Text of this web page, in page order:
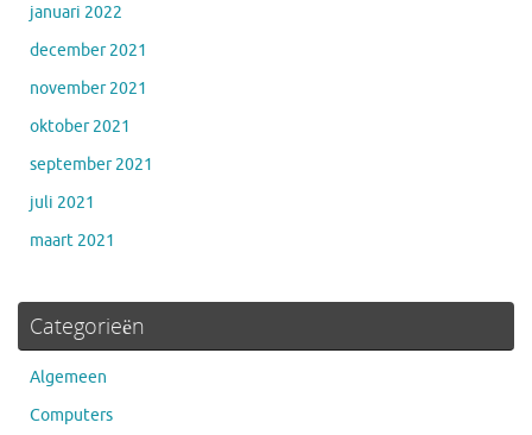
januari 2022
december 2021
november 2021
oktober 2021
september 2021
juli 2021
maart 2021
Categorieën
Algemeen
Computers